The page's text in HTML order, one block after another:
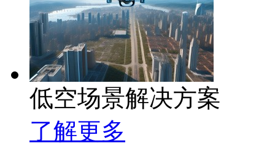
低空场景解决方案
了解更多